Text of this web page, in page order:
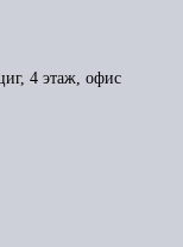
4 этаж, офис